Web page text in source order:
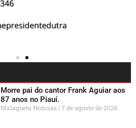
Morre pai do cantor Frank Aguiar aos
87 anos no Piauí.
Malagueta Notícias 7 de agosto de 2026